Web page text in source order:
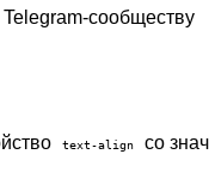
сообществу
text-align со